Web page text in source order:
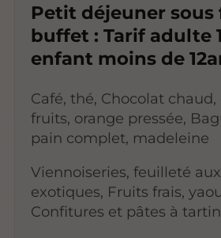
Petit déjeuner sous
buffet : Tarif adulte
enfant moins de
Café, thé, Chocolat
fruits, orange pressée,
pain complet, madeleine
Viennoiseries, feuilleté
exotiques, Fruits frais,
Confitures et pâtes à